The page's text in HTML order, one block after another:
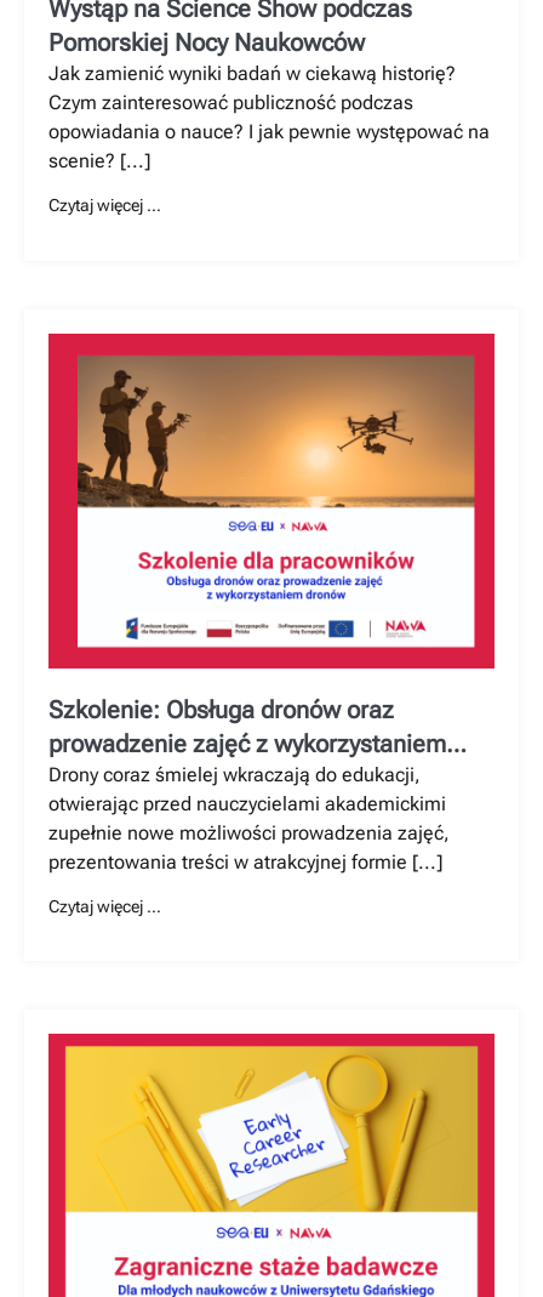
Wystąp na Science Show podczas
Pomorskiej Nocy Naukowców
Jak zamienić wyniki badań w ciekawą historię?
Czym zainteresować publiczność podczas
opowiadania o nauce? I jak pewnie występować na
scenie? [...]
Czytaj więcej …
Szkolenie: Obsługa dronów oraz
prowadzenie zajęć z wykorzystaniem
dronów
Drony coraz śmielej wkraczają do edukacji,
otwierając przed nauczycielami akademickimi
zupełnie nowe możliwości prowadzenia zajęć,
prezentowania treści w atrakcyjnej formie [...]
Czytaj więcej …